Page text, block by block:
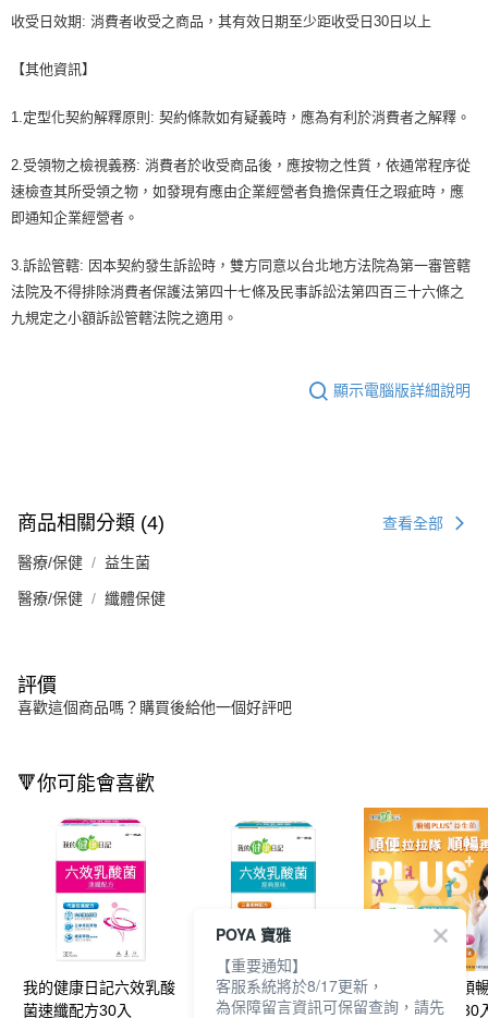
收受日效期: 消費者收受之商品，其有效日期至少距收受日30日以上
【其他資訊】
1.定型化契約解釋原則: 契約條款如有疑義時，應為有利於消費者之解釋。
2.受領物之檢視義務: 消費者於收受商品後，應按物之性質，依通常程序從
速檢查其所受領之物，如發現有應由企業經營者負擔保責任之瑕疵時，應
即通知企業經營者。
3.訴訟管轄: 因本契約發生訴訟時，雙方同意以台北地方法院為第一審管轄
法院及不得排除消費者保護法第四十七條及民事訴訟法第四百三十六條之
九規定之小額訴訟管轄法院之適用。
顯示電腦版詳細說明
商品相關分類 (4) 查看全部
醫療/保健 益生菌
醫療/保健 纖體保健
評價
喜歡這個商品嗎？購買後給他一個好評吧
🔻你可能會喜歡
我的健康日記六效乳酸
菌速纖配方30入
我的健康日記六效乳酸
菌經典原味升級30入
我的健康日記順
PLUS+益生菌30
POYA 寶雅
【重要通知】
客服系統將於8/17更新，
為保障留言資訊可保留查詢，請先